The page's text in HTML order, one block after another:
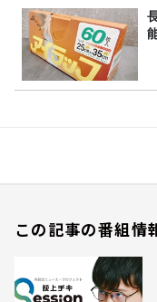
この記事の番組情